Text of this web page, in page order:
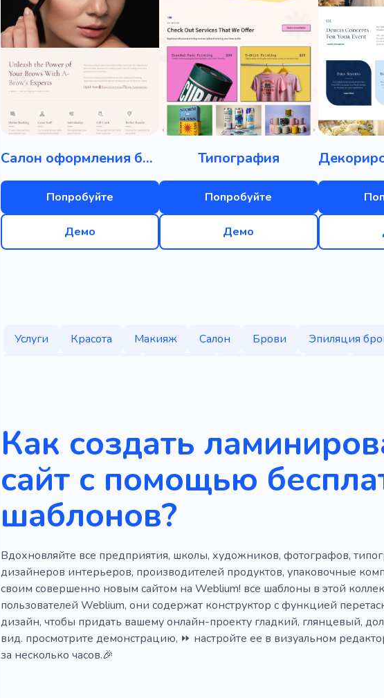
Салон оформления бровей
Попробуйте
Демо
Типография
Попробуйте
Демо
Услуги Красота Макияж Салон Брови
Эпиляция
Корпоративный
Прокат Студия Полиграфия Фото
Как создать
сайт с помощью
шаблонов?
Вдохновляйте все предприятия, школы, художников, фотографов,
дизайнеров интерьеров, производителей продуктов, упаковочные
своим совершенно новым сайтом на Weblium! все шаблоны в этой
пользователей Weblium, они содержат конструктор с функцией
дизайн, чтобы придать вашему онлайн-проекту гладкий, глянцевый,
вид. просмотрите демонстрацию, ⏩ настройте ее в визуальном
за несколько часов.🎉